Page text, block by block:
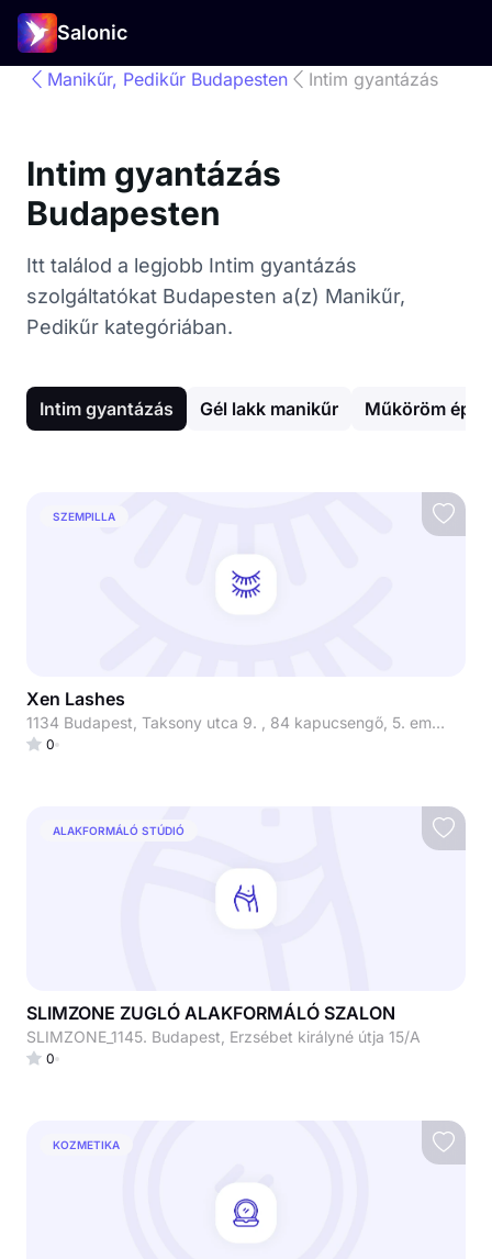
Salonic
Manikűr, Pedikűr Budapesten Intim gyantázás
Intim gyantázás
Budapesten
Itt találod a legjobb Intim gyantázás
szolgáltatókat Budapesten a(z) Manikűr,
Pedikűr kategóriában.
Intim gyantázás Gél lakk manikűr Műköröm
SZEMPILLA
Xen Lashes
1134 Budapest, Taksony utca 9. , 84 kapucsengő, 5. emelet 510-es lakás
0
ALAKFORMÁLÓ STÚDIÓ
SLIMZONE ZUGLÓ ALAKFORMÁLÓ SZALON
SLIMZONE_1145. Budapest, Erzsébet királyné útja 15/A
0
KOZMETIKA